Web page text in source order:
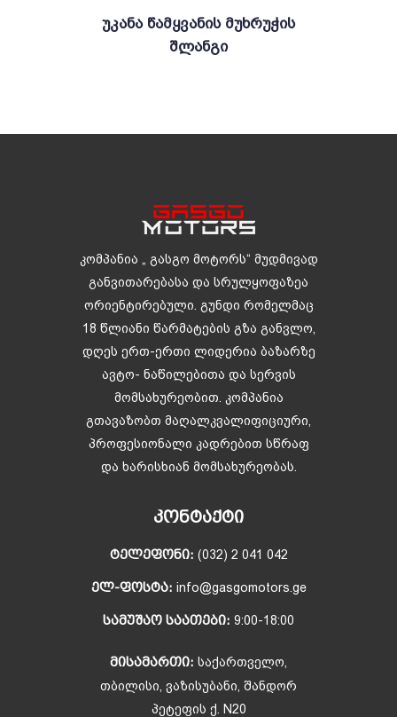
Უკანა Წამყვანის Მუხრუჭის
Შლანგი
კომპანია „ გასგო მოტორს“ მუდმივად
განვითარებასა და სრულყოფაზეა
ორიენტირებული. გუნდი რომელმაც
18 წლიანი წარმატების გზა განვლო,
დღეს ერთ-ერთი ლიდერია ბაზარზე
ავტო- ნაწილებითა და სერვის
მომსახურეობით. კომპანია
გთავაზობთ მაღალკვალიფიციური,
პროფესიონალი კადრებით სწრაფ
და ხარისხიან მომსახურეობას.
ᲙᲝᲜᲢᲐᲥᲢᲘ
ᲢᲔᲚᲔᲤᲝᲜᲘ: (032) 2 041 042
ᲔᲚ-ᲤᲝᲡᲢᲐ: info@gasgomotors.ge
ᲡᲐᲛᲣᲨᲐᲝ ᲡᲐᲐᲗᲔᲑᲘ: 9:00-18:00
ᲛᲘᲡᲐᲛᲐᲠᲗᲘ: საქართველო,
თბილისი, ვაზისუბანი, შანდორ
პეტეფის ქ. N20